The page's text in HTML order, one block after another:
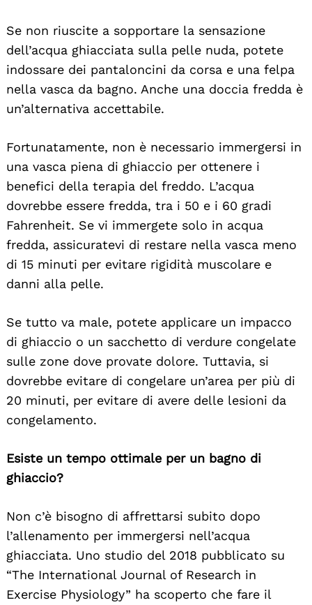
Se non riuscite a sopportare la sensazione
dell’acqua ghiacciata sulla pelle nuda, potete
indossare dei pantaloncini da corsa e una felpa
nella vasca da bagno. Anche una doccia fredda è
un’alternativa accettabile.
Fortunatamente, non è necessario immergersi in
una vasca piena di ghiaccio per ottenere i
benefici della terapia del freddo. L’acqua
dovrebbe essere fredda, tra i 50 e i 60 gradi
Fahrenheit. Se vi immergete solo in acqua
fredda, assicuratevi di restare nella vasca meno
di 15 minuti per evitare rigidità muscolare e
danni alla pelle.
Se tutto va male, potete applicare un impacco
di ghiaccio o un sacchetto di verdure congelate
sulle zone dove provate dolore. Tuttavia, si
dovrebbe evitare di congelare un’area per più di
20 minuti, per evitare di avere delle lesioni da
congelamento.
Esiste un tempo ottimale per un bagno di
ghiaccio?
Non c’è bisogno di affrettarsi subito dopo
l’allenamento per immergersi nell’acqua
ghiacciata. Uno studio del 2018 pubblicato su
“The International Journal of Research in
Exercise Physiology” ha scoperto che fare il
Search